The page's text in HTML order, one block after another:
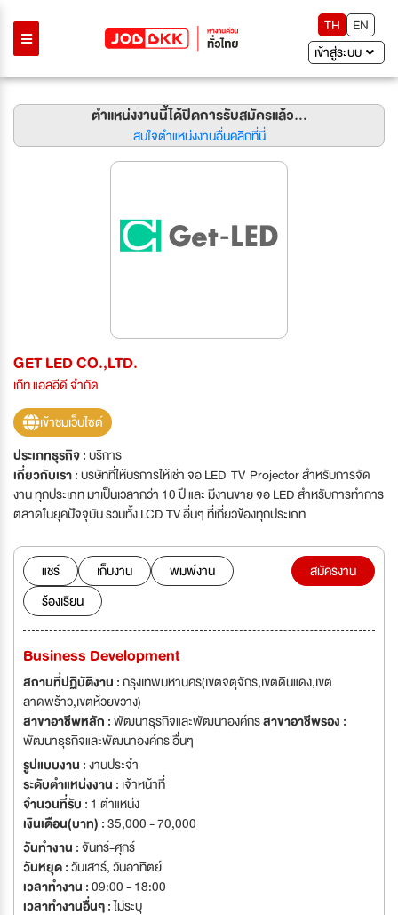
TH
EN
เข้าสู่ระบบ
ตำแหน่งงานนี้ได้ปิดการรับสมัครแล้ว...
สนใจตำแหน่งงานอื่นคลิกที่นี่
GET LED CO.,LTD.
เก๊ท แอลอีดี จำกัด
เข้าชมเว็บไซต์
ประเภทธุรกิจ :บริการ
เกี่ยวกับเรา :บริษัทที่ให้บริการให้เช่า จอ LED TV Projector สำหรับการจัด
งาน ทุกประเภท มาเป็นเวลากว่า 10 ปี และ มีงานขาย จอ LED สำหรับการทำการ
ตลาดในยุคปัจจุบัน รวมทั้ง LCD TV อื่นๆ ที่เกี่ยวข้องทุกประเภท
แชร์ เก็บงาน
พิมพ์งาน
ร้องเรียน
สมัครงาน
Business Development
สถานที่ปฏิบัติงาน :กรุงเทพมหานคร(เขตจตุจักร,เขตดินแดง,เขต
ลาดพร้าว,เขตห้วยขวาง)
สาขาอาชีพหลัก :พัฒนาธุรกิจและพัฒนาองค์กรสาขาอาชีพรอง :
พัฒนาธุรกิจและพัฒนาองค์กร อื่นๆ
รูปแบบงาน :งานประจำ
ระดับตำแหน่งงาน : เจ้าหน้าที่
จำนวนที่รับ : 1 ตำแหน่ง
เงินเดือน(บาท) :35,000 - 70,000
วันทำงาน :จันทร์-ศุกร์
วันหยุด :วันเสาร์,วันอาทิตย์
เวลาทำงาน :09:00 - 18:00
เวลาทำงานอื่นๆ :ไม่ระบุ